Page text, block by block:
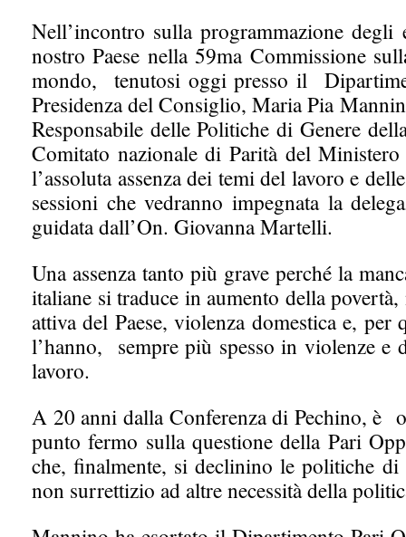
Nell’incontro sulla programmazione degli
nostro Paese nella 59ma Commissione
mondo, tenutosi oggi presso il
Presidenza del Consiglio, Maria Pia
Responsabile delle Politiche di Genere
Comitato nazionale di Parità del
l’assoluta assenza dei temi del lavoro e
sessioni che vedranno impegnata la
guidata dall’On. Giovanna Martelli.
Una assenza tanto più grave perché la
italiane si traduce in aumento della
attiva del Paese, violenza domestica e,
l’hanno, sempre più spesso in violenze
lavoro.
A 20 anni dalla Conferenza di Pechino, è
punto fermo sulla questione della Pari
che, finalmente, si declinino le politiche
non surrettizio ad altre necessità della